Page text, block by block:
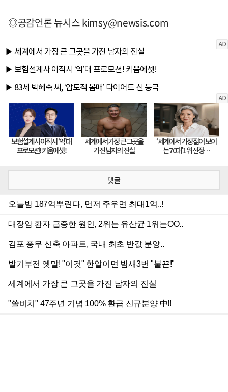
◎공감언론 뉴시스kimsy@newsis.com
댓글